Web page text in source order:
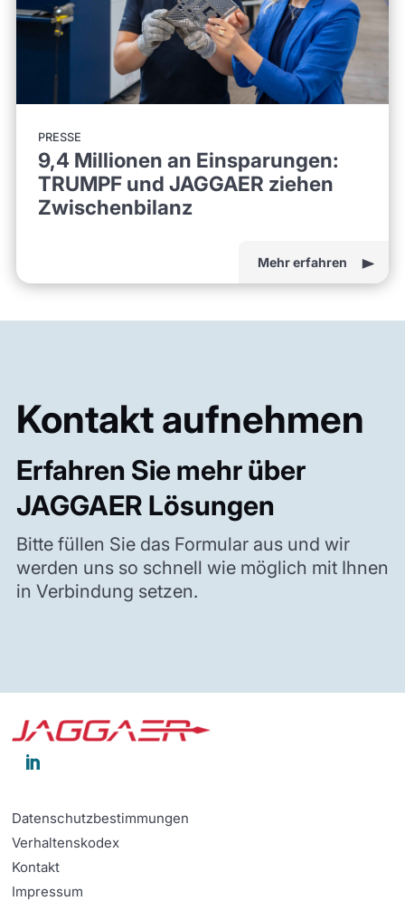
PRESSE
9,4 Millionen an Einsparungen:
TRUMPF und JAGGAER ziehen
Zwischenbilanz
Mehr erfahren
Kontakt aufnehmen
Erfahren Sie mehr über
JAGGAER Lösungen
Bitte füllen Sie das Formular aus und wir
werden uns so schnell wie möglich mit Ihnen
in Verbindung setzen.

Datenschutzbestimmungen
Verhaltenskodex
Kontakt
Impressum